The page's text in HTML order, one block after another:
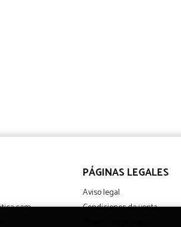
PÁGINAS LEGALES
Aviso legal
Condiciones de venta